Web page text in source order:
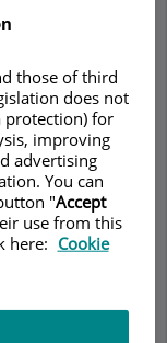
those of third
does not
protection) for
improving
advertising
You can
"Accept
use from this
here: Cookie